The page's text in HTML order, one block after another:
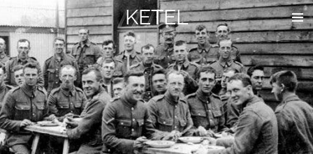
direct
naar
de
hoofdinhoud
KETEL